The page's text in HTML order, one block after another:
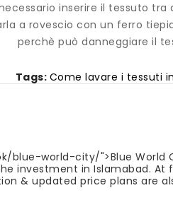
necessario inserire il tessuto
a rovescio con un ferro
perchè può danneggiare il
Tags: Come lavare i tessuti
blue-world-city/">Blue World
investment in Islamabad. At
& updated price plans are